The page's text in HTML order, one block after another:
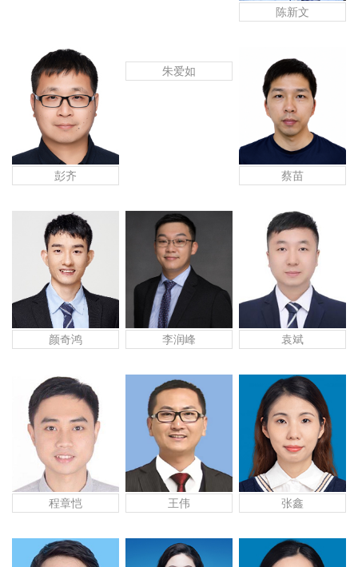
陈新文
彭齐
朱爱如
蔡苗
颜奇鸿 李润峰 袁斌
程章恺 王伟 张鑫